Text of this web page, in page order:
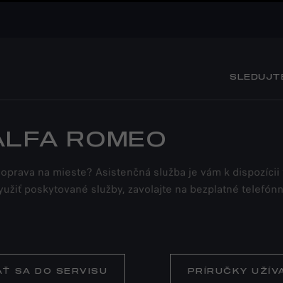
ROMEO
na mieste? Asistenčná služba je vám k
poskytované služby, zavolajte na bezplatné
SA DO SERVISU PRÍRUČKY